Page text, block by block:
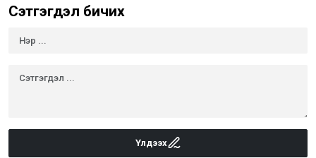
Сэтгэгдэл бичих
Үлдээх